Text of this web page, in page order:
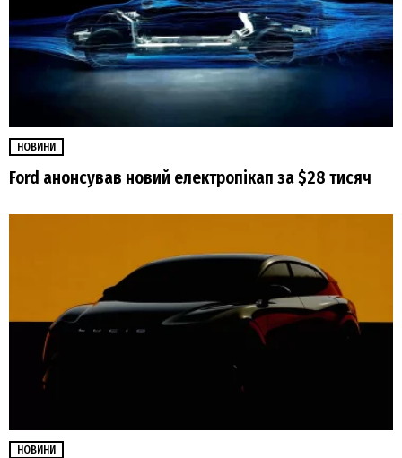
НОВИНИ
Ford анонсував новий електропікап за $28 тисяч
НОВИНИ